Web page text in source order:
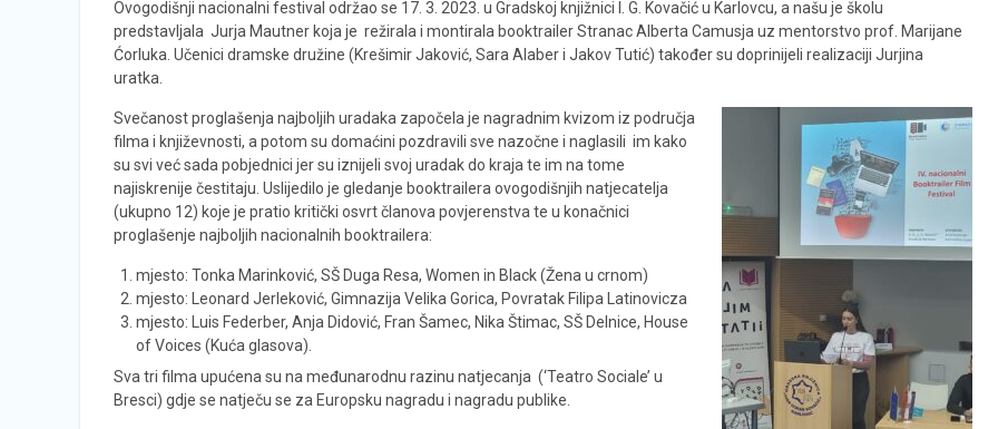
Ovogodišnji nacionalni festival održao se 17. 3. 2023. u Gradskoj knjižnici I. G. Kovačić u Karlovcu, a našu je školu
predstavljala Jurja Mautner koja je režirala i montirala booktrailer Stranac Alberta Camusja uz mentorstvo prof. Marijane
Ćorluka. Učenici dramske družine (Krešimir Jaković, Sara Alaber i Jakov Tutić) također su doprinijeli realizaciji Jurjina
uratka.
Svečanost proglašenja najboljih uradaka započela je nagradnim kvizom iz područja
filma i književnosti, a potom su domaćini pozdravili sve nazočne i naglasili im kako
su svi već sada pobjednici jer su iznijeli svoj uradak do kraja te im na tome
najiskrenije čestitaju. Uslijedilo je gledanje booktrailera ovogodišnjih natjecatelja
(ukupno 12) koje je pratio kritički osvrt članova povjerenstva te u konačnici
proglašenje najboljih nacionalnih booktrailera:
mjesto: Tonka Marinković, SŠ Duga Resa, Women in Black (Žena u crnom)
mjesto: Leonard Jerleković, Gimnazija Velika Gorica, Povratak Filipa Latinovicza
mjesto: Luis Federber, Anja Didović, Fran Šamec, Nika Štimac, SŠ Delnice, House
of Voices (Kuća glasova).
Sva tri filma upućena su na međunarodnu razinu natjecanja (‘Teatro Sociale’ u
Bresci) gdje se natječu se za Europsku nagradu i nagradu publike.